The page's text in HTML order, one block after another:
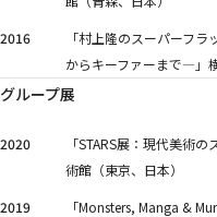
2016
「村上隆のスーパーフ
からキーファーまで―」
グループ展
2020
「STARS展：現代美術
術館（東京、日本）
2019
「Monsters, Manga &